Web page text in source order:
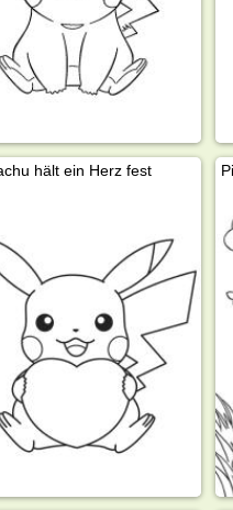
hält ein Herz fest